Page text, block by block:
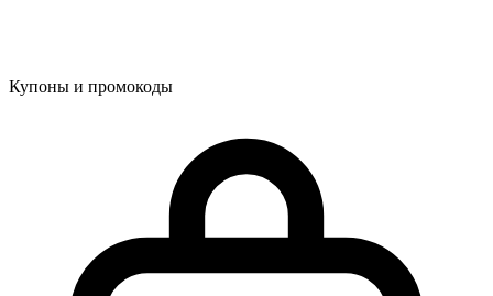
Купоны и промокоды